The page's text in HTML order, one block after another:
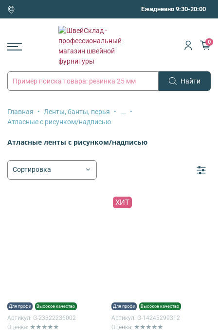
Ежедневно 9:30-20:00
Найти
0
Главная Ленты, банты, перья
...
Атласные с рисунком/надписью
Атласные ленты с рисунком/надписью
Для профи Высокое качество
Артикул: G-23322236002
Оценка: ★★★★★
ХИТ
Для профи Высокое качество
Артикул: G-14245299312
Оценка: ★★★★★